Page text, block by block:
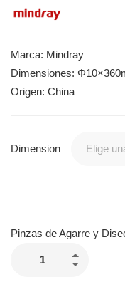
Marca: Mindray
Dimensiones:
Origen: China
Dimension
Pinzas de Agarre y